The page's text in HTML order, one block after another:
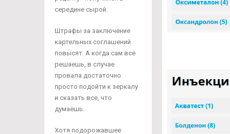
середине сырой.
Штрафы за заключение
картельных соглашений
повысят. А когда сам все
решаешь, в случае
провала достаточно
просто подойти к зеркалу
и сказать все, что
думаешь.
Хотя подорожавшее